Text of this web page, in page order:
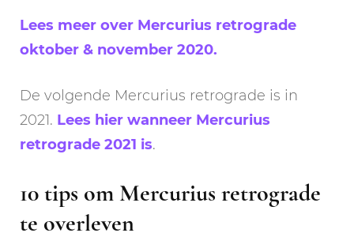
Lees meer over Mercurius retrograde
oktober & november 2020.
De volgende Mercurius retrograde is in
2021. Lees hier wanneer Mercurius
retrograde 2021 is.
10 tips om Mercurius retrograde
te overleven